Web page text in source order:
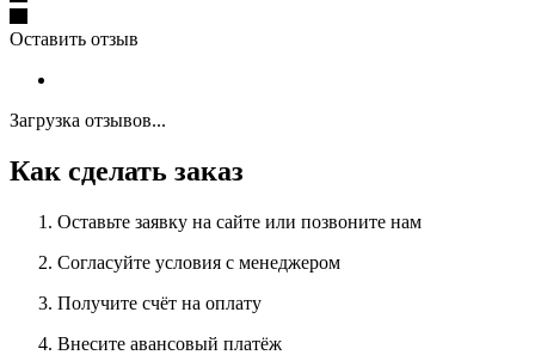
Оставить отзыв
Загрузка отзывов...
Как сделать заказ
Оставьте заявку на сайте или позвоните нам
Согласуйте условия с менеджером
Получите счёт на оплату
Внесите авансовый платёж